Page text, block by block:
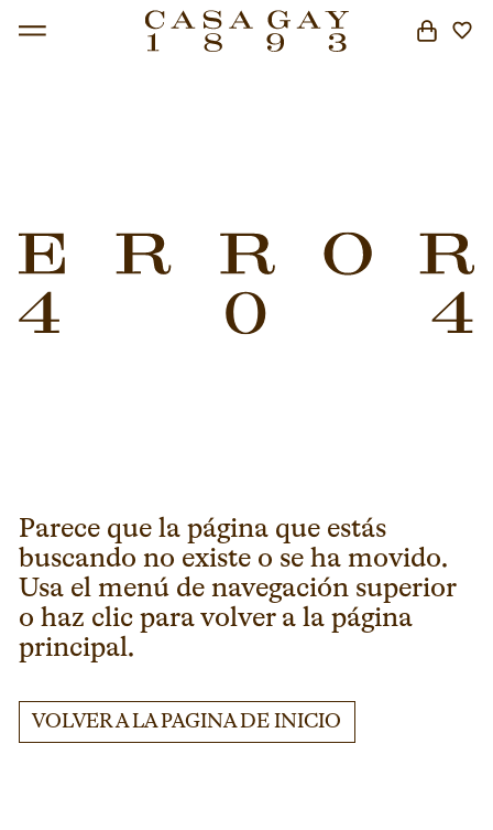
Parece que la página que estás
buscando no existe o se ha movido.
Usa el menú de navegación superior
o haz clic para volver a la página
principal.
VOLVER A LA PAGINA DE INICIO